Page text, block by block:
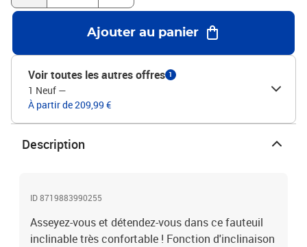
similicuir (40 % polyester, 35 % PU, 15 % PVC, 10 % coton),
contreplaqué, ferMatériau de remplissage : MousseDimensions
totales : 75 x 91 x 101 cm (l x P x H)Dimensions du siège : 50 x 50
cm (l x P)Hauteur du siège à partir du sol : 45 cmDossier et repose-
pied réglablesL'assemblage est requisCapacité de charge max. :
110 kg
Ajouter au panier
Voir toutes les autres offres 1
1 Neuf —
À partir de 209,99 €
Description
ID 8719883990255
Asseyez-vous et détendez-vous dans ce fauteuil
inclinable très confortable ! Fonction d'inclinaison